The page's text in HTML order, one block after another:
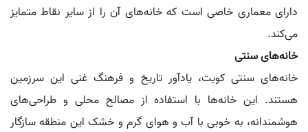
دارای معماری خاصی است که خانه‌های آن را از سایر نقاط متمایز
می‌کند.
خانه‌های سنتی
خانه‌های سنتی کویت، یادآور تاریخ و فرهنگ غنی این سرزمین
هستند. این خانه‌ها با استفاده از مصالح محلی و طراحی‌های
هوشمندانه، به خوبی با آب و هوای گرم و خشک این منطقه سازگار